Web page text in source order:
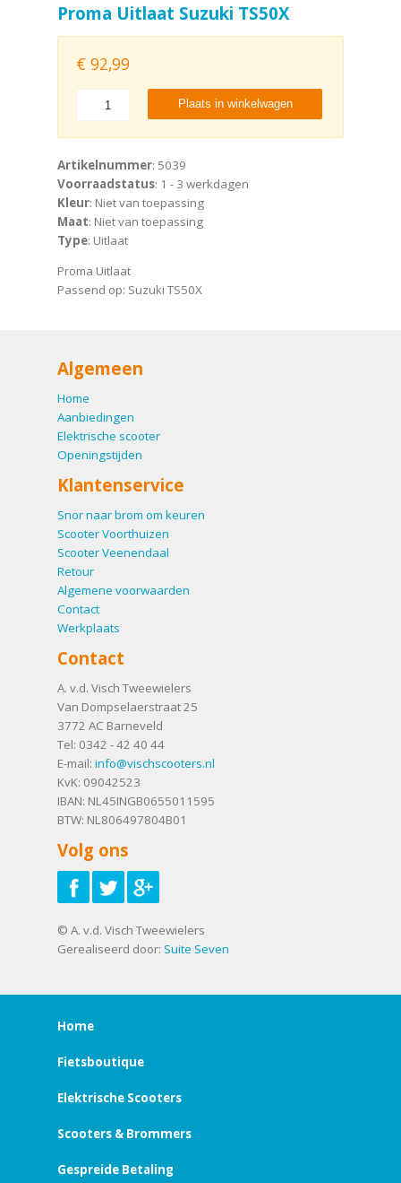
Proma Uitlaat Suzuki TS50X
€ 92,99
Plaats in winkelwagen
Artikelnummer: 5039
Voorraadstatus: 1 - 3 werkdagen
Kleur: Niet van toepassing
Maat: Niet van toepassing
Type: Uitlaat
Proma Uitlaat
Passend op: Suzuki TS50X
Algemeen
Home
Aanbiedingen
Elektrische scooter
Openingstijden
Klantenservice
Snor naar brom om keuren
Scooter Voorthuizen
Scooter Veenendaal
Retour
Algemene voorwaarden
Contact
Werkplaats
Contact
A. v.d. Visch Tweewielers
Van Dompselaerstraat 25
3772 AC Barneveld
Tel: 0342 - 42 40 44
E-mail: info@vischscooters.nl
KvK: 09042523
IBAN: NL45INGB0655011595
BTW: NL806497804B01
Volg ons
© A. v.d. Visch Tweewielers
Gerealiseerd door: Suite Seven
Home
Fietsboutique
Elektrische Scooters
Scooters & Brommers
Gespreide Betaling